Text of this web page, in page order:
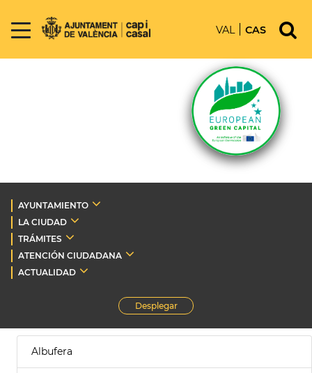
VAL CAS
AYUNTAMIENTO
LA CIUDAD
TRÁMITES
ATENCIÓN CIUDADANA
ACTUALIDAD
Desplegar
Albufera